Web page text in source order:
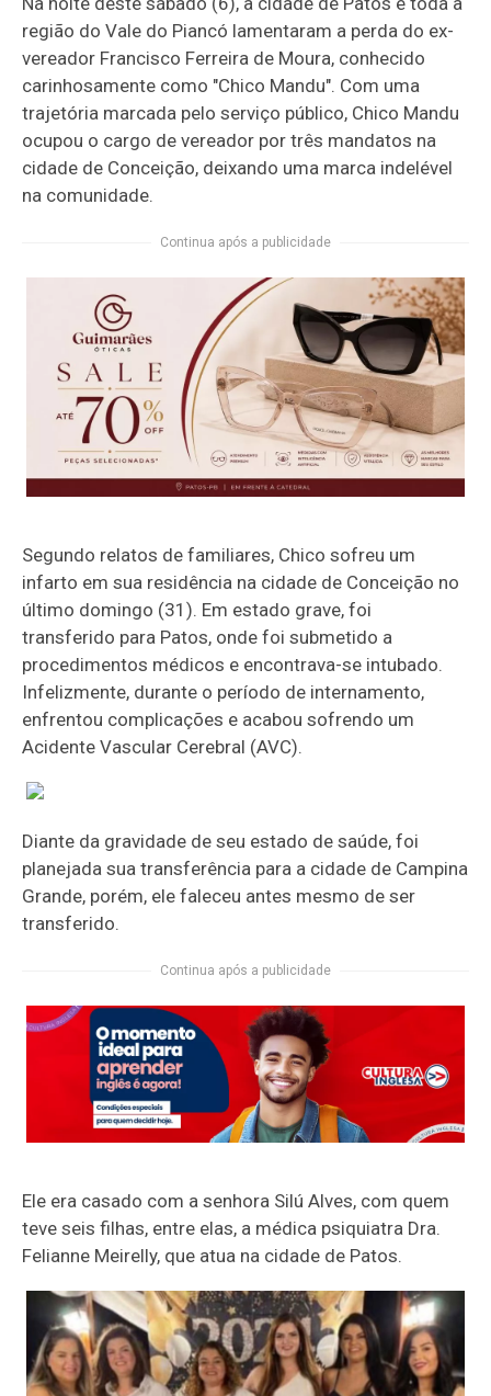
região do Vale do Piancó lamentaram a perda do ex-
vereador Francisco Ferreira de Moura, conhecido
carinhosamente como "Chico Mandu". Com uma
trajetória marcada pelo serviço público, Chico Mandu
ocupou o cargo de vereador por três mandatos na
cidade de Conceição, deixando uma marca indelével
na comunidade.
Continua após a publicidade
Segundo relatos de familiares, Chico sofreu um
infarto em sua residência na cidade de Conceição no
último domingo (31). Em estado grave, foi
transferido para Patos, onde foi submetido a
procedimentos médicos e encontrava-se intubado.
Infelizmente, durante o período de internamento,
enfrentou complicações e acabou sofrendo um
Acidente Vascular Cerebral (AVC).
Diante da gravidade de seu estado de saúde, foi
planejada sua transferência para a cidade de Campina
Grande, porém, ele faleceu antes mesmo de ser
transferido.
Continua após a publicidade
Ele era casado com a senhora Silú Alves, com quem
teve seis filhas, entre elas, a médica psiquiatra Dra.
Felianne Meirelly, que atua na cidade de Patos.